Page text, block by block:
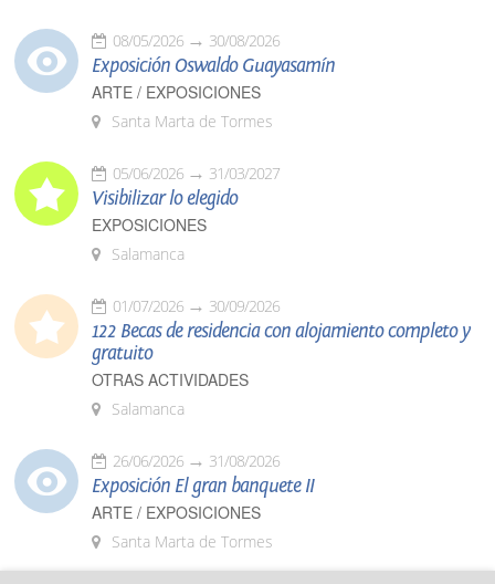
08/05/2026 30/08/2026
Exposición Oswaldo Guayasamín
ARTE / EXPOSICIONES
Santa Marta de Tormes
05/06/2026 31/03/2027
Visibilizar lo elegido
EXPOSICIONES
Salamanca
01/07/2026 30/09/2026
122 Becas de residencia con alojamiento completo y
gratuito
OTRAS ACTIVIDADES
Salamanca
26/06/2026 31/08/2026
Exposición El gran banquete II
ARTE / EXPOSICIONES
Santa Marta de Tormes